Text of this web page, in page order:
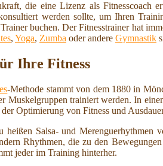
die eine Lizenz als Fitnesscoach
werden sollte, um Ihren
buchen. Der Fitnesstrainer hat
, Yoga, Zumba oder andere Gymnastik
Ihre Fitness
-Methode stammt von dem 1880 in
trainiert werden. In
Optimierung von Fitness und
Salsa- und Merenguerhythmen
Rhythmen, die zu den
jeder im Training hinterher.